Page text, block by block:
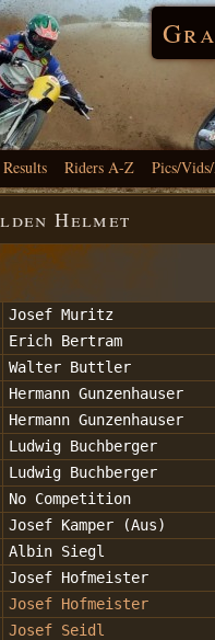
Riders A-Z Pics/
Helmet
Josef Muritz
Erich Bertram
Walter Buttler
Hermann Gunzenhauser
Hermann Gunzenhauser
Ludwig Buchberger
Ludwig Buchberger
No Competition
Josef Kamper (Aus)
Albin Siegl
Josef Hofmeister
Josef Hofmeister
Josef Seidl